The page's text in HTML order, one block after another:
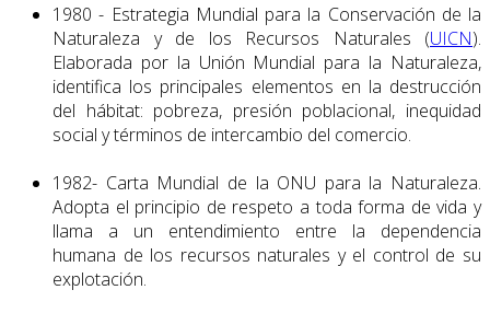
1980 - Estrategia Mundial para la Conservación de la
Naturaleza y de los Recursos Naturales (UICN).
Elaborada por la Unión Mundial para la Naturaleza,
identifica los principales elementos en la destrucción
del hábitat: pobreza, presión poblacional, inequidad
social y términos de intercambio del comercio.
1982- Carta Mundial de la ONU para la Naturaleza.
Adopta el principio de respeto a toda forma de vida y
llama a un entendimiento entre la dependencia
humana de los recursos naturales y el control de su
explotación.